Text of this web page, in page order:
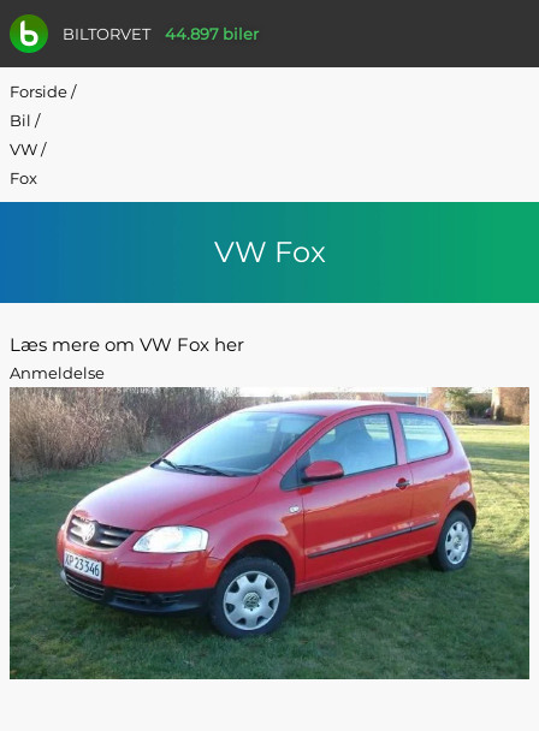
BILTORVET 44.897 biler
Forside/
Bil /
VW/
Fox
VW Fox
Læs mere om VW Fox her
Anmeldelse